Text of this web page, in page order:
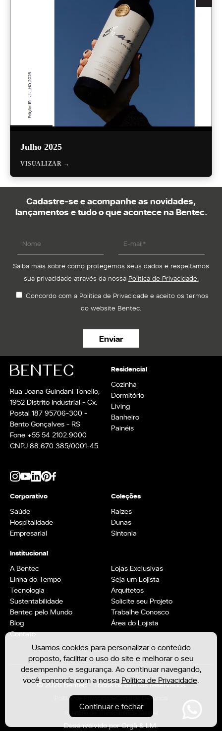
Julho 2025
VISUALIZAR →
Usamos cookies para personalizar o conteúdo
proposto, facilitar o uso do site e melhorar o seu
desempenho e segurança. Ao continuar navegando,
você concorda com a nossa Política de Privacidade.
Continuar e fechar
Cadastre-se e acompanhe as novidades,
lançamentos e tudo o que acontece na Bentec.
Saiba mais sobre como protegemos seus dados e respeitamos
sua privacidade através da nossa Política de Privacidade.
Concordo com a Política de Privacidade e aceito os termos
do website Bentec.
Rua Joana Guindani Tonello,
1952 Distrito Industrial - Cx.
Postal 187 95706-300 -
Bento Gonçalves - RS
Fone +55 54 2102.9000
CNPJ 88.670.385/0001-45
Residencial
Cozinha
Dormitório
Living
Banheiro
Painéis
Corporativo
Saúde
Hospitalidade
Empresarial
Coleções
Raízes
Dunas
Sintonia
Institucional
A Bentec
Linha do Tempo
Tecnologia
Sustentabilidade
Bentec pelo Mundo
Blog
Contato
Lojas Exclusivas
Seja um Lojista
Arquitetos
Solicite seu Projeto
Trabalhe Conosco
Área do Lojista
© 2026 Bentec - Todos os direitos reservados
Política de PrivacidadeCanal de Denúncia
Relatório de Transparência Salarial
Desenvolvido porOrgã&LM.